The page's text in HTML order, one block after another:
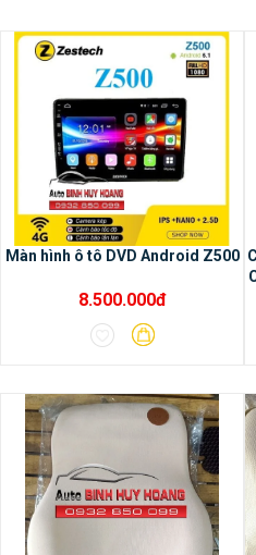
1/ Tiện
–
tô trở nên
thuận
hiệu quốc
màn hình
ổn định
mượt mà–
hưởng
Màn hình ô tô DVD Android Z500
8.500.000đ